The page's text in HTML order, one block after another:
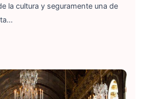
la cultura y seguramente una de